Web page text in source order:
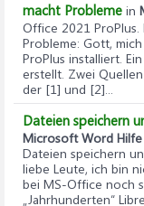
macht Probleme in
Office 2021 ProPlus.
Probleme: Gott,
ProPlus installiert.
erstellt. Zwei
der [1] und [2]...
Dateien speichern
Microsoft Word Hilfe
Dateien speichern
liebe Leute, ich bin
bei MS-Office noch
„Jahrhunderten“